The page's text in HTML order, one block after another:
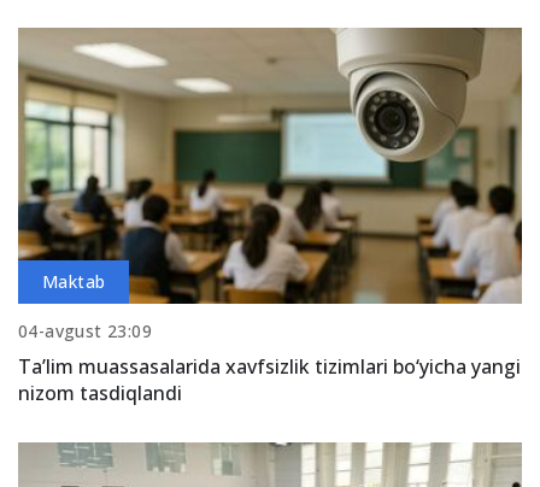
Maktab
04-avgust 23:09
Ta’lim muassasalarida xavfsizlik tizimlari bo‘yicha yangi
nizom tasdiqlandi